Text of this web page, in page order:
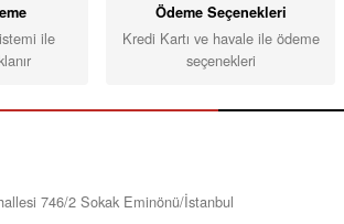
ile
Ödeme Seçenekleri
Kredi Kartı ve havale ile ödeme
seçenekleri
746/2 Sokak Eminönü/İstanbul